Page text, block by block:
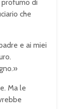
di
che
e ai miei
Ma le